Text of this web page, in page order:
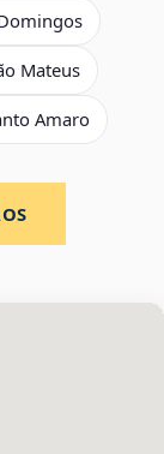
Mateus
Amaro